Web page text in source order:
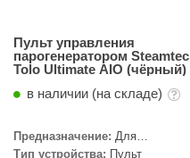
Пульт управления
парогенератором Steamtec
Tolo Ultimate AIO (чёрный)
в наличии (на складе)
Предназначение: Для
парогенератора
Тип устройства: Пульт